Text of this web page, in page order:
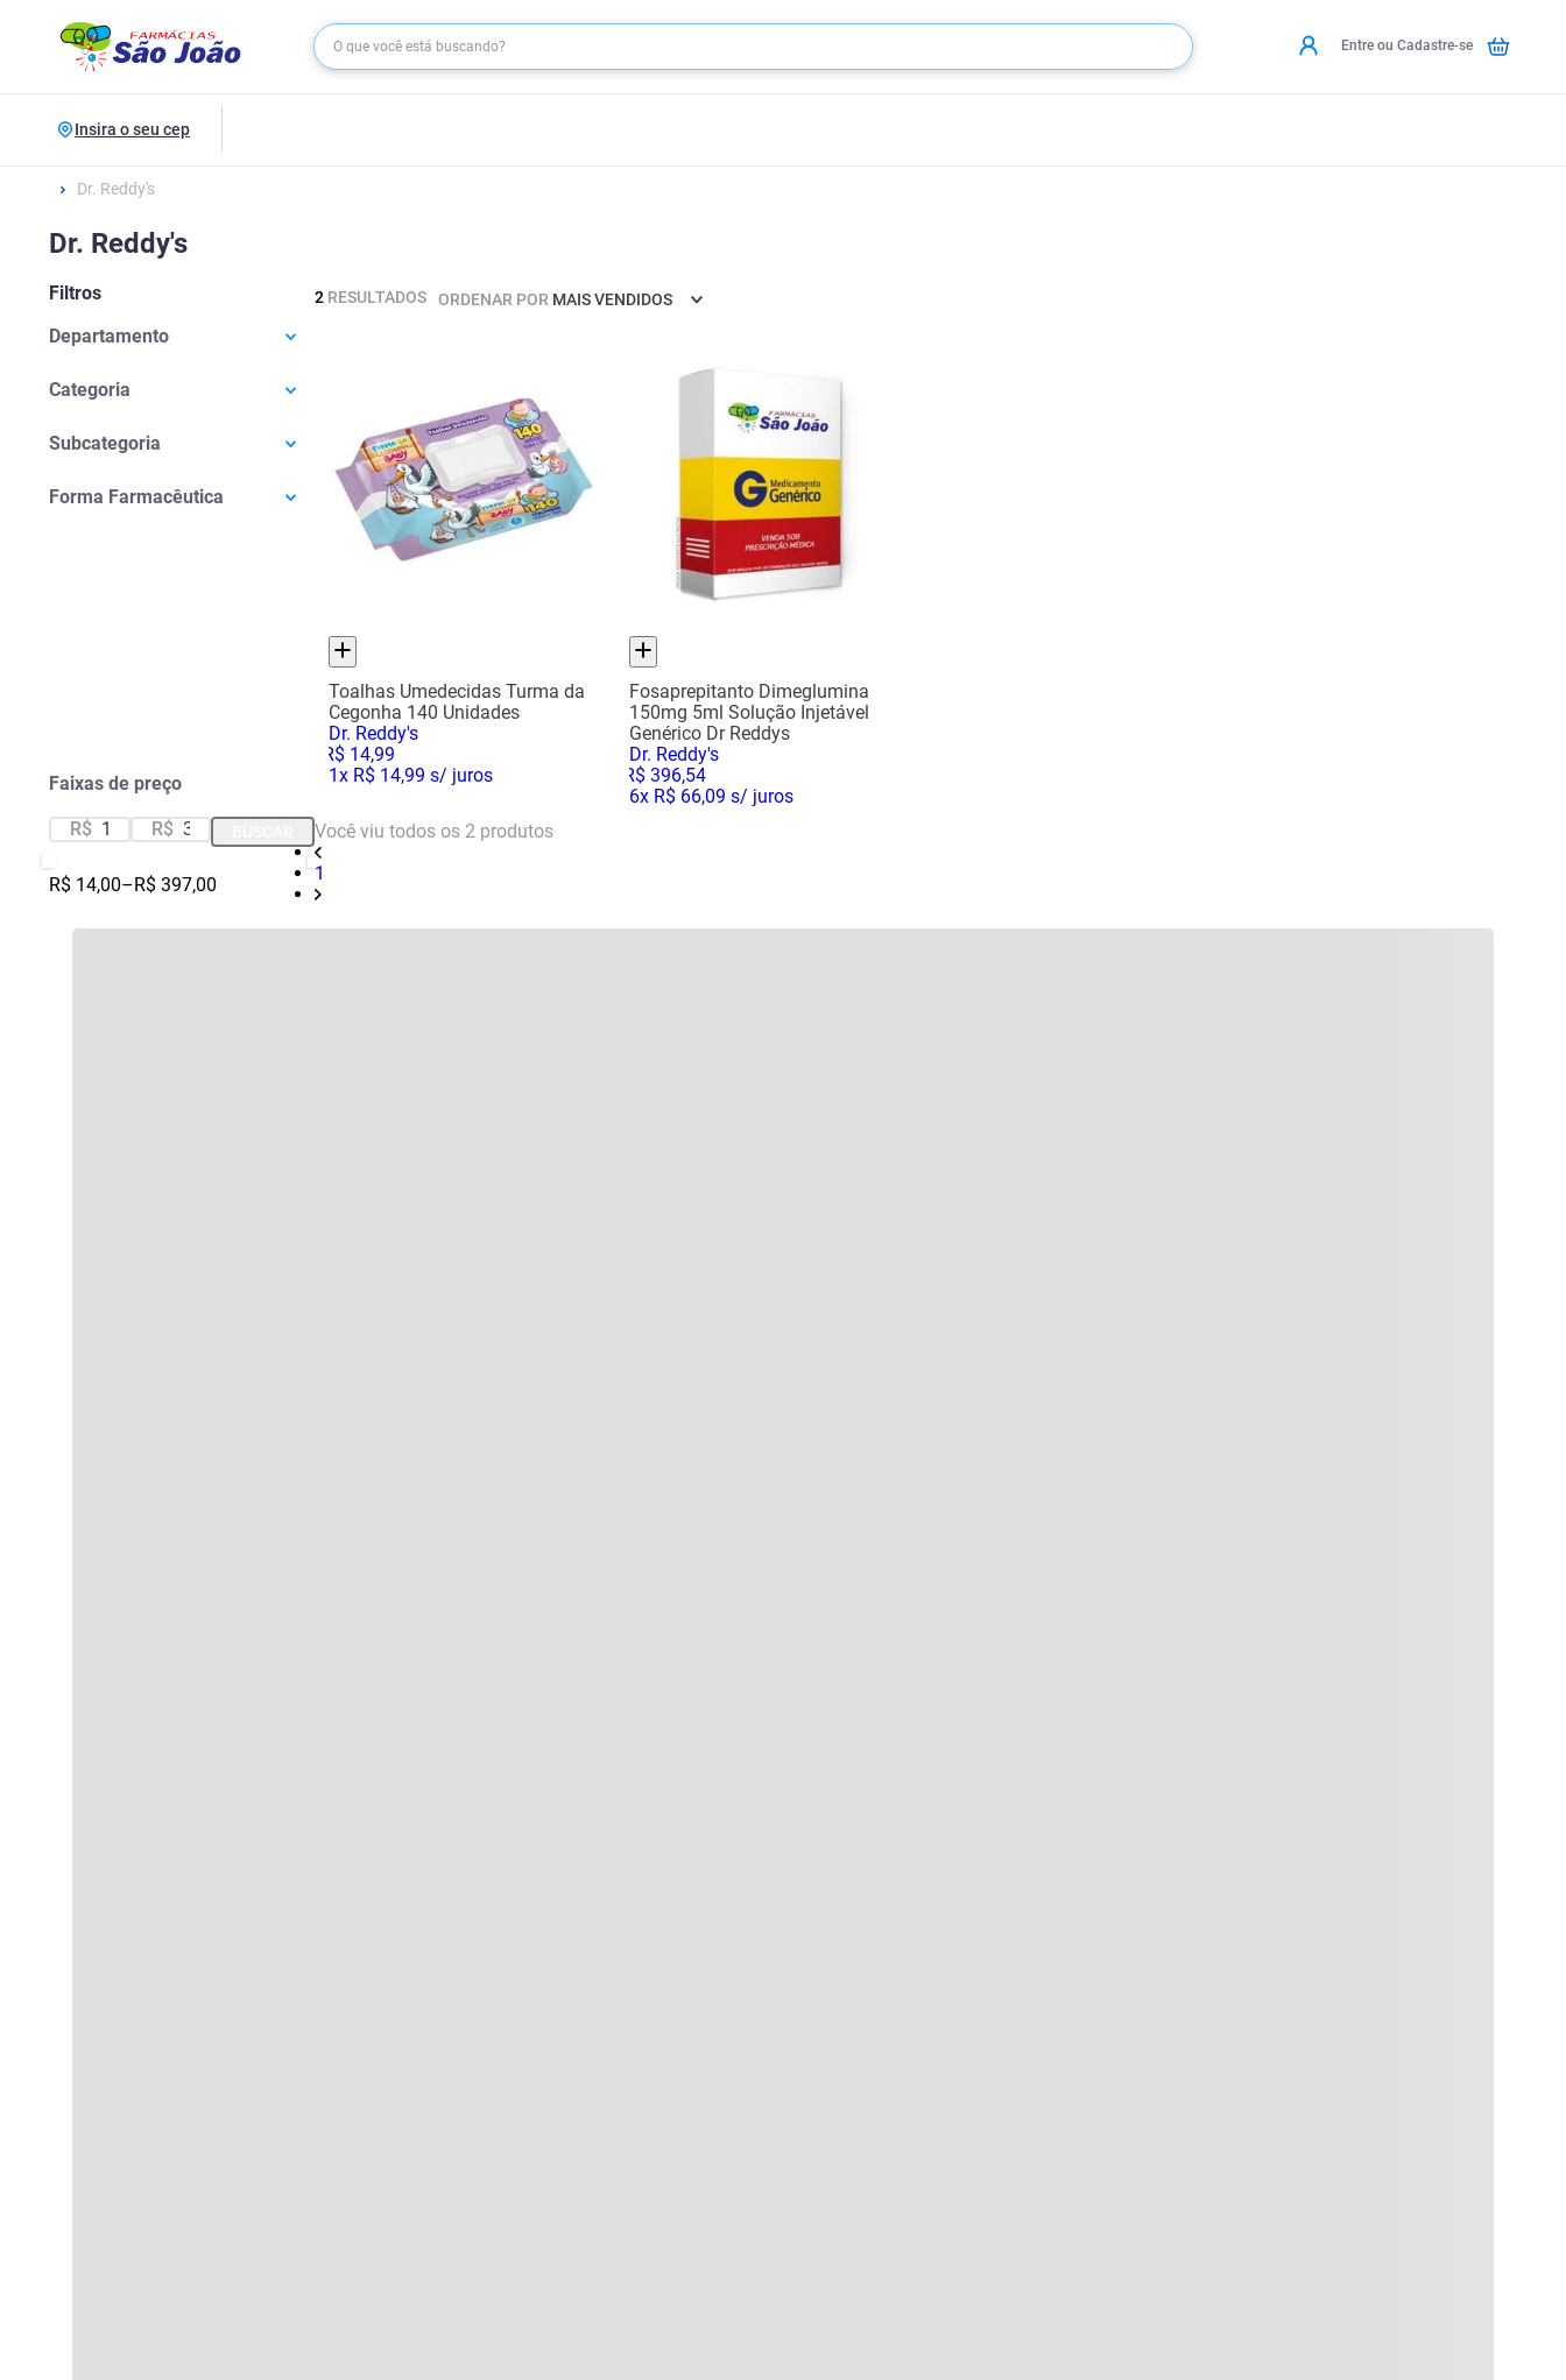
Entre ou Cadastre-se
Insira o seu cep
Dr. Reddy's
Dr. Reddy's
Filtros
Departamento
Medicamentos
Categoria
Troca De Fraldas
Subcategoria
Vômito E Náusea 1)
Forma Farmacêutica
Faixas de preço
R$ R$
R$ 14,00–R$ 397,00
2 RESULTADOS ORDENAR POR MAIS VENDIDOS
Toalhas Umedecidas Turma da
Cegonha 140 Unidades
Dr. Reddy's
R$ 14,99
1x R$ 14,99 s/ juros
Fosaprepitanto Dimeglumina
150mg 5ml Solução Injetável
Genérico Dr Reddys
Dr. Reddy's
R$ 396,54
6x R$ 66,09 s/ juros
Você viu todos os 2 produtos
1